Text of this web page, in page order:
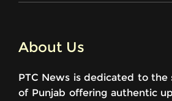
About Us
PTC News is dedicated to the
of Punjab offering authentic